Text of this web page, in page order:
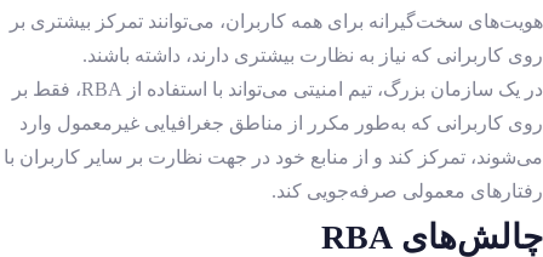
هویت‌های سخت‌گیرانه برای همه کاربران، می‌توانند تمرکز بیشتری بر
روی کاربرانی که نیاز به نظارت بیشتری دارند، داشته باشند.
در یک سازمان بزرگ، تیم امنیتی می‌تواند با استفاده از RBA، فقط بر
روی کاربرانی که به‌طور مکرر از مناطق جغرافیایی غیرمعمول وارد
می‌شوند، تمرکز کند و از منابع خود در جهت نظارت بر سایر کاربران با
رفتارهای معمولی صرفه‌جویی کند.
چالش‌های RBA